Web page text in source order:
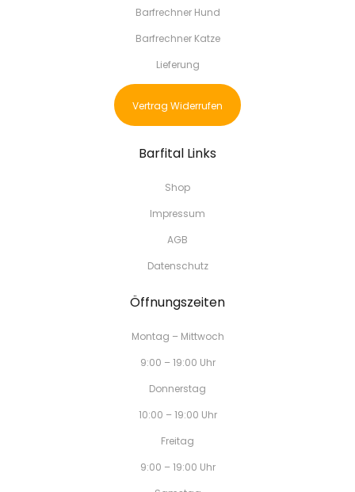
Barfrechner Hund
Barfrechner Katze
Lieferung
Vertrag Widerrufen
Barfital Links
Shop
Impressum
AGB
Datenschutz
Öffnungszeiten
Montag – Mittwoch
9:00 – 19:00 Uhr
Donnerstag
10:00 – 19:00 Uhr
Freitag
9:00 – 19:00 Uhr